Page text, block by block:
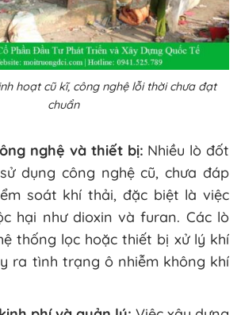
hoạt cũ kĩ, công nghệ lỗi thời chưa đạt
chuẩn
nghệ và thiết bị: Nhiều lò đốt
dụng công nghệ cũ, chưa đáp
soát khí thải, đặc biệt là việc
hại như dioxin và furan. Các lò
thống lọc hoặc thiết bị xử lý khí
ra tình trạng ô nhiễm không khí